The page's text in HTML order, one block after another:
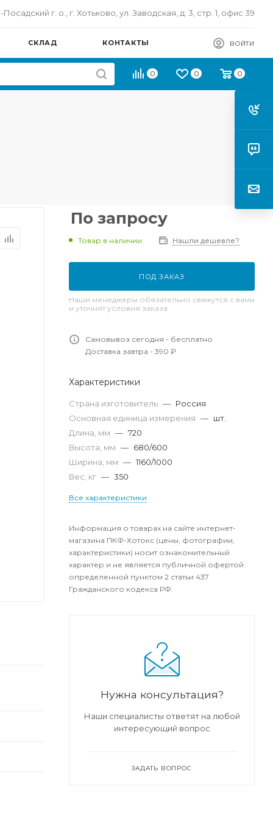
г. о., г. Хотьково, ул. Заводская, д. 3, стр. 1, офис 39
СКЛАД КОНТАКТЫ ВОЙТИ
0 0 0
По запросу
Товар в наличии Нашли дешевле?
ПОД ЗАКАЗ
Наши менеджеры обязательно свяжутся с вами
и уточнят условия заказа
Самовывоз сегодня - бесплатно
Доставка завтра - 390 ₽
Характеристики
Страна изготовитель — Россия
Основная единица измерения — шт.
Длина, мм — 720
Высота, мм — 680/600
Ширина, мм — 1160/1000
Вес, кг — 350
Все характеристики
Информация о товарах на сайте интернет-
магазина ПКФ-Хотокс (цены, фотографии,
характеристики) носит ознакомительный
характер и не является публичной офертой
определенной пунктом 2 статьи 437
Гражданского кодекса РФ.
Нужна консультация?
Наши специалисты ответят на любой
интересующий вопрос
ЗАДАТЬ ВОПРОС